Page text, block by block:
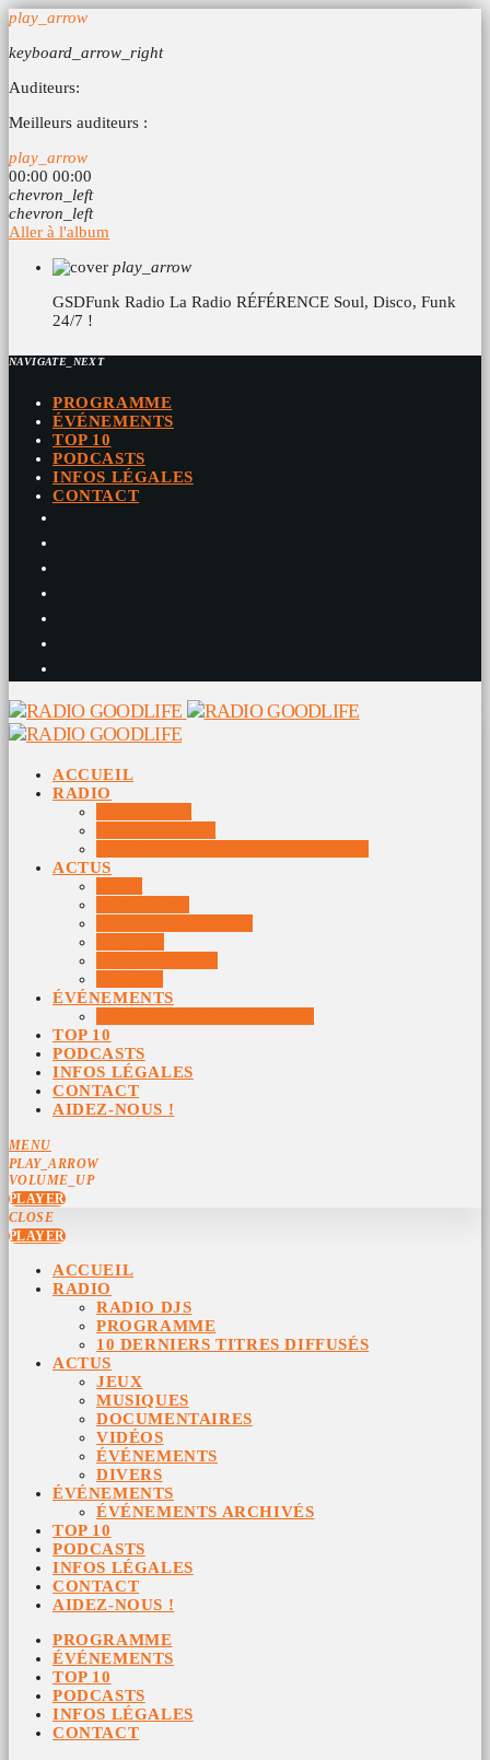
play_arrow
keyboard_arrow_right
Auditeurs:
Meilleurs auditeurs :
play_arrow
00:00 00:00
chevron_left
chevron_left
Aller à l'album
play_arrow
GSDFunk Radio La Radio RÉFÉRENCE Soul, Disco, Funk
24/7 !
NAVIGATE_NEXT
PROGRAMME
ÉVÉNEMENTS
TOP 10
PODCASTS
INFOS LÉGALES
CONTACT
ACCUEIL
RADIO
ACTUS
ÉVÉNEMENTS
TOP 10
PODCASTS
INFOS LÉGALES
CONTACT
AIDEZ-NOUS !
MENU
PLAY_ARROW
VOLUME_UP
PLAYER
CLOSE
PLAYER
ACCUEIL
RADIO
RADIO DJS
PROGRAMME
10 DERNIERS TITRES DIFFUSÉS
ACTUS
JEUX
MUSIQUES
DOCUMENTAIRES
VIDÉOS
ÉVÉNEMENTS
DIVERS
ÉVÉNEMENTS
ÉVÉNEMENTS ARCHIVÉS
TOP 10
PODCASTS
INFOS LÉGALES
CONTACT
AIDEZ-NOUS !
PROGRAMME
ÉVÉNEMENTS
TOP 10
PODCASTS
INFOS LÉGALES
CONTACT